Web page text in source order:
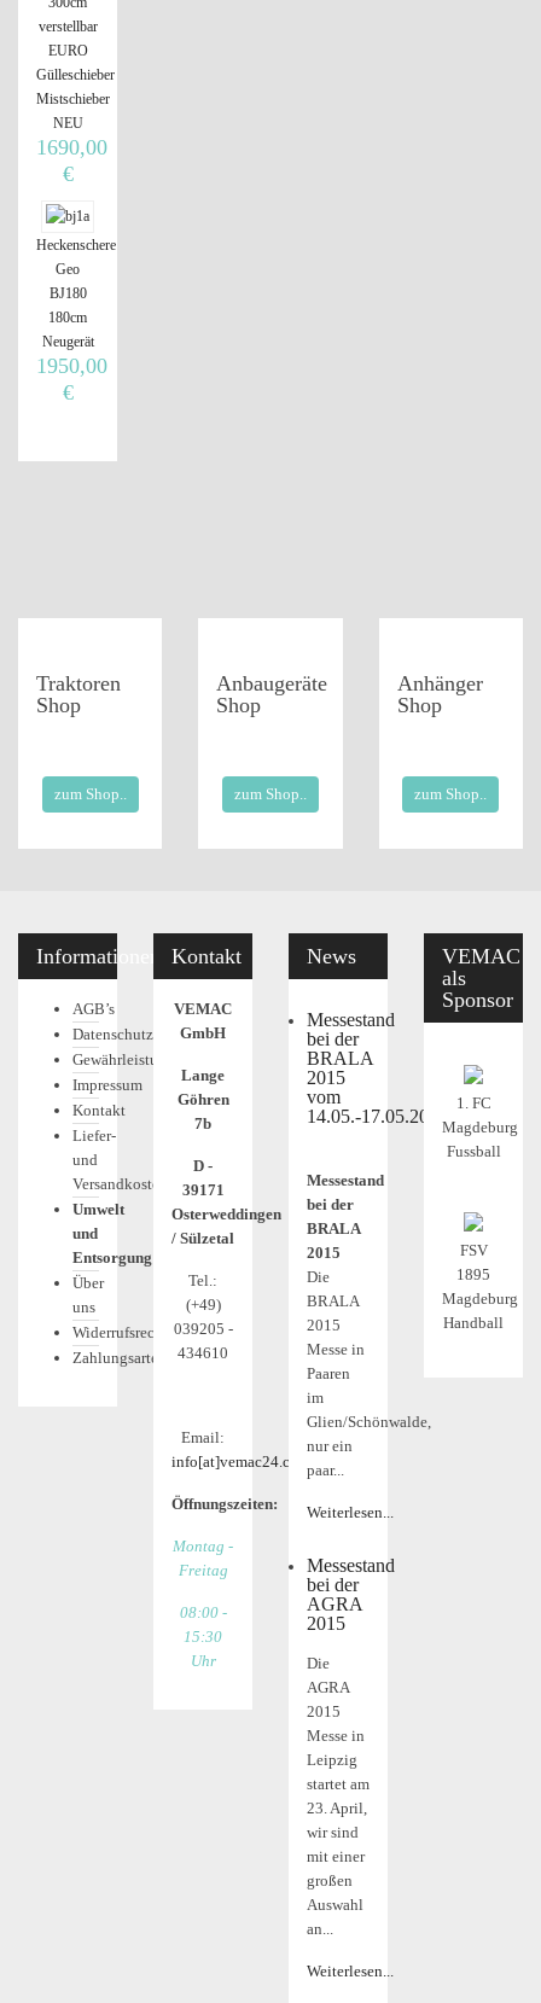
verstellbar
EURO
Gülleschieber
Mistschieber
NEU
1690,00
€
Heckenschere
Geo
BJ180
180cm
Neugerät
1950,00
€
Traktoren
Shop
zum Shop..
Anbaugeräte
Shop
zum Shop..
Anhänger
Shop
zum Shop..
Informationen
AGB’s
Datenschutz
Gewährleistung
Impressum
Kontakt
Liefer-
und
Versandkosten
Umwelt
und
Entsorgung
Über
uns
Widerrufsrecht
Zahlungsarten
Kontakt
VEMAC
GmbH
Lange
Göhren
7b
D -
39171
Osterweddingen
/ Sülzetal
Tel.:
(+49)
039205 -
434610
Email:
info[at]vemac24.com
Öffnungszeiten:
Montag -
Freitag
08:00 -
15:30
Uhr
News
Messestand
bei der
BRALA
2015
vom
14.05.-17.05.2015
Messestand
bei der
BRALA
2015
Die
BRALA
2015
Messe in
Paaren
im
Glien/Schönwalde,
nur ein
paar...
Weiterlesen...
Messestand
bei der
AGRA
2015
Die
AGRA
2015
Messe in
Leipzig
startet am
23. April,
wir sind
mit einer
großen
Auswahl
an...
Weiterlesen...
VEMAC
als
Sponsor
1. FC
Magdeburg
Fussball
FSV
1895
Magdeburg
Handball